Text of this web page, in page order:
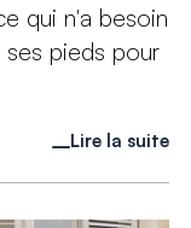
qui n'a besoin
pieds pour
Lire la suite